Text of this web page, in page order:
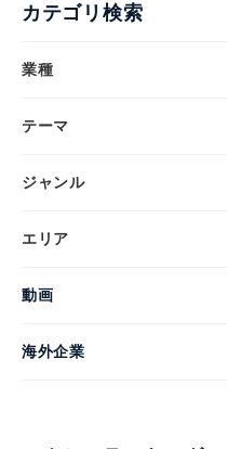
カテゴリ検索
業種
テーマ
ジャンル
エリア
動画
海外企業